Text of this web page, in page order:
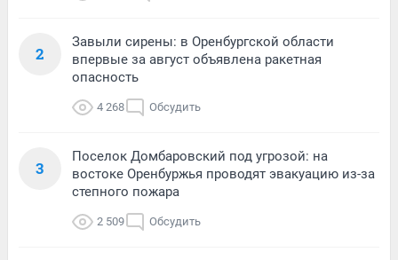
2
Завыли сирены: в Оренбургской области
впервые за август объявлена ракетная
опасность
4 268 Обсудить
3
Поселок Домбаровский под угрозой: на
востоке Оренбуржья проводят эвакуацию из-за
степного пожара
2 509 Обсудить